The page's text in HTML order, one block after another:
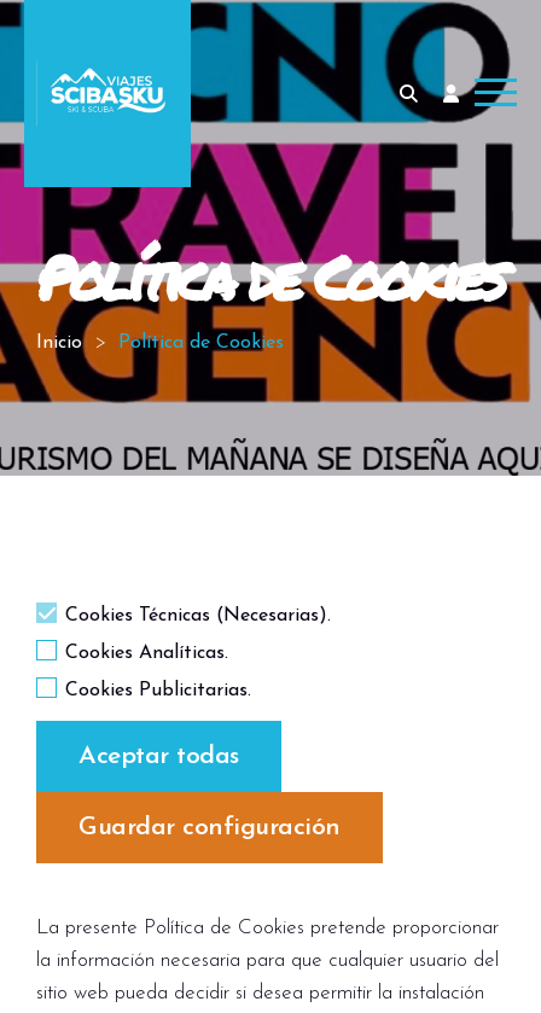
Política de Cookies
Inicio Política de Cookies
Cookies Técnicas (Necesarias).
Cookies Analíticas.
Cookies Publicitarias.
Aceptar todas
Guardar configuración
La presente Política de Cookies pretende proporcionar
la información necesaria para que cualquier usuario del
sitio web pueda decidir si desea permitir la instalación